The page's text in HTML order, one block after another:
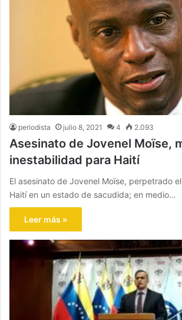
periodista julio 8, 2021 4 2.093
Asesinato de Jovenel Moïse,
inestabilidad para Haití
El asesinato de Jovenel Moïse, perpetrado
Haití en un estado de sacudida; en medio…
Leer más »